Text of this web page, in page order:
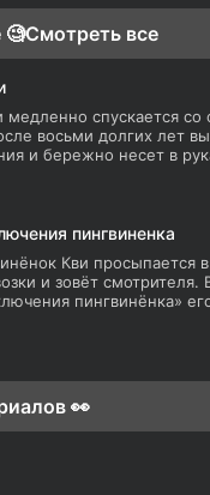
🧐Смотреть все
спускается со
восьми долгих лет
и бережно несет в
пингвиненка
Кви просыпается
и зовёт смотрителя.
пингвинёнка»
👀